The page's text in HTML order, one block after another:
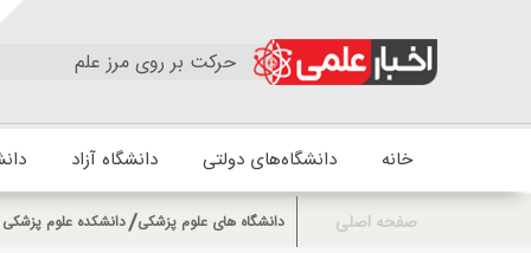
حرکت بر روی مرز علم
خانه دانشگاه‌های دولتی دانشگاه آزاد
صفحه اصلی دانشگاه های علوم پزشکی دانشکده علوم